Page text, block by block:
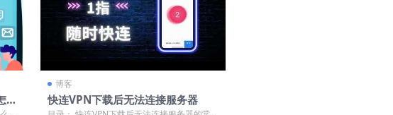
博客
快连VPN下载后无法连接服务器